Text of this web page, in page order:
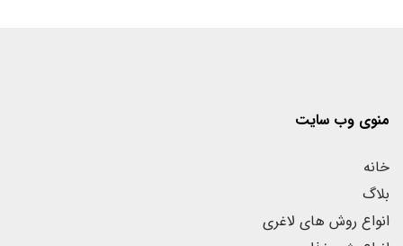
منوی وب سایت
خانه
بلاگ
انواع روش های لاغری